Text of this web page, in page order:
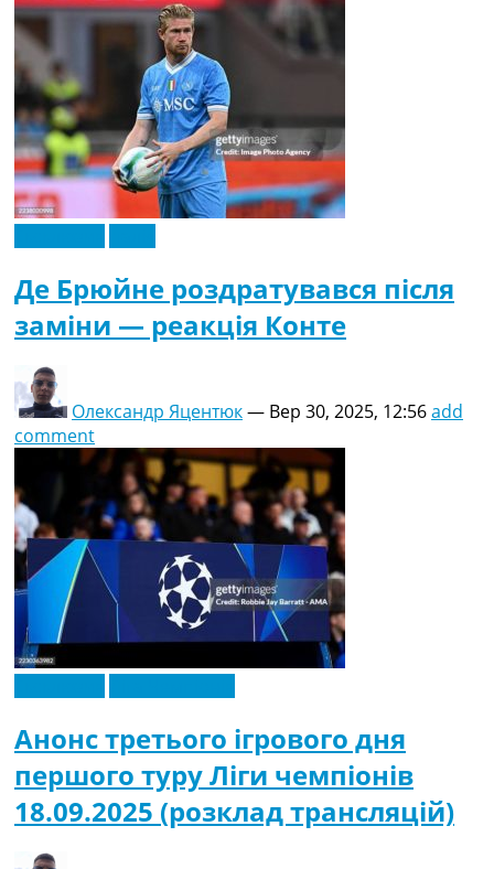
Де Брюйне роздратувався після
заміни — реакція Конте
Олександр Яцентюк— Вер 30, 2025, 12:56add
comment
Анонс третього ігрового дня
першого туру Ліги чемпіонів
18.09.2025 (розклад трансляцій)